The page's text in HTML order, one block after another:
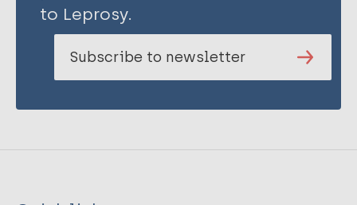
to Leprosy.
Subscribe to newsletter